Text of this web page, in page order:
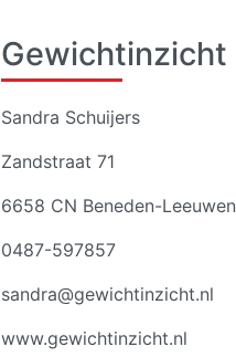
Gewichtinzicht
Sandra Schuijers
Zandstraat 71
6658 CN Beneden-Leeuwen
0487-597857
sandra@gewichtinzicht.nl
www.gewichtinzicht.nl